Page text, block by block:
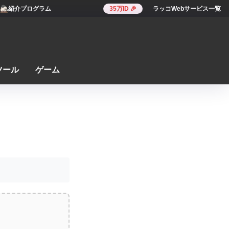
紹介プログラム 35万ID 🎉 ラッコWebサービス一覧
ール ゲーム